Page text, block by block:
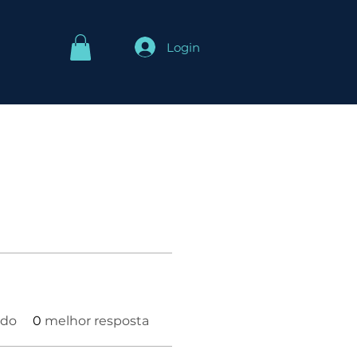
Login
0 melhor resposta